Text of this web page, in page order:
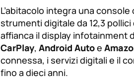
L’abitacolo integra una
strumenti digitale da 12,3
affianca il display infotainment
CarPlay, Android Autoe
connessa, i servizi digitali e il
fino a dieci anni.